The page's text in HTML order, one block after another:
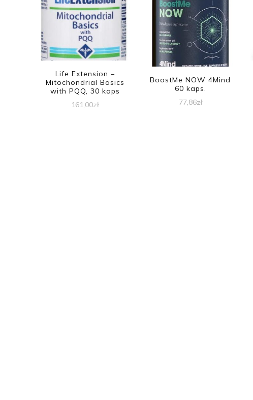
Life Extension –
Mitochondrial Basics
with PQQ, 30 kaps
161,00zł
BoostMe NOW 4Mind
60 kaps.
77,86zł